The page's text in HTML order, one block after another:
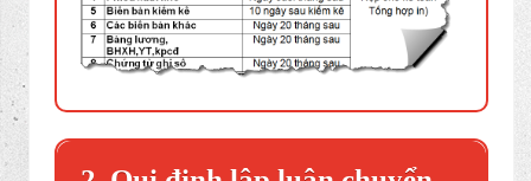
Đầy đủ chữ ký của phụ trách
cơ sở, các bộ phận liên quan (
Ngoại trừ phiếu chi Kế toán
trưởng và Tổng giám đốc ký sau
khi chuyển về phòng kế toán)